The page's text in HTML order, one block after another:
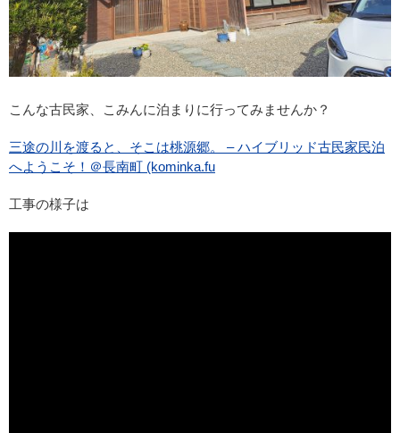
こんな古民家、こみんに泊まりに行ってみませんか？
三途の川を渡ると、そこは桃源郷。 – ハイブリッド古民家民泊
へようこそ！＠長南町 (kominka.fu
工事の様子は